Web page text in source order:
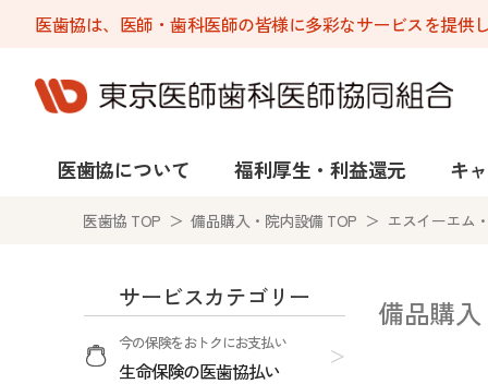
医歯協は、医師・歯科医師の皆様に多彩なサービスを提供
医歯協について 福利厚生・利益還元 キ
医歯協 TOP ＞備品購入・院内設備 TOP ＞ エスイーエム
サービスカテゴリー
今の保険をおトクにお支払い
生命保険の医歯協払い
備品購